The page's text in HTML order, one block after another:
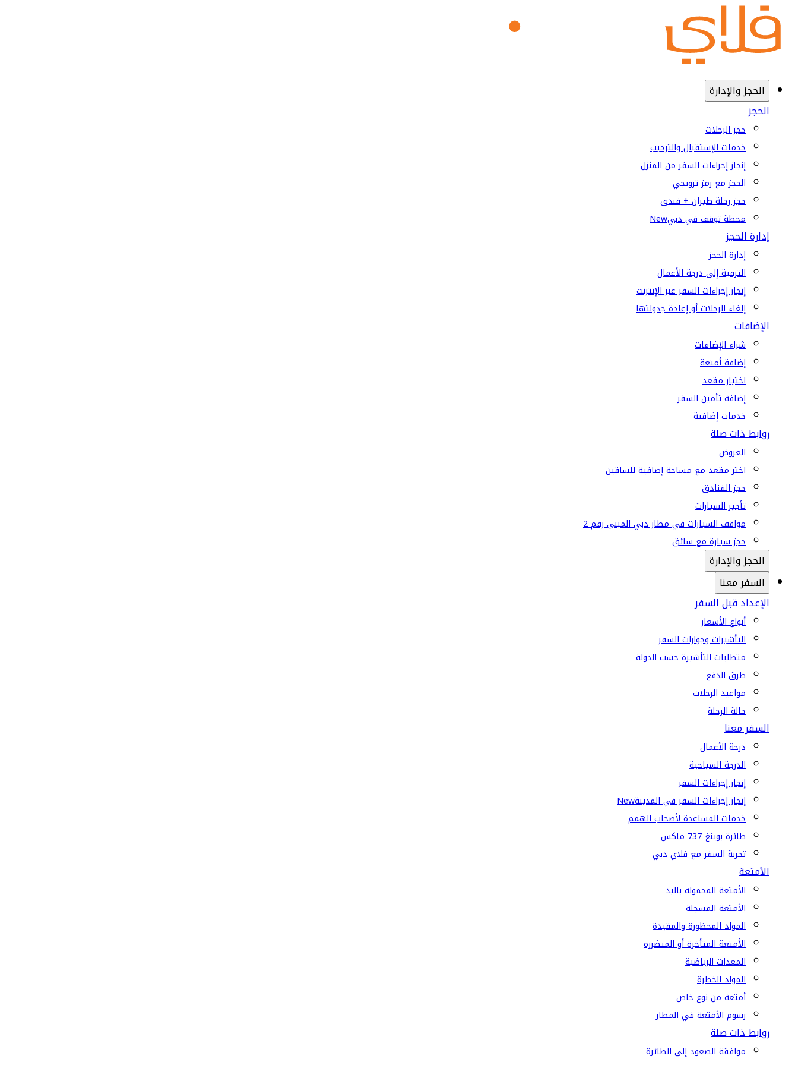
الحجز والإدارة
الحجز
حجز الرحلات
خدمات الإستقبال والترحيب
إنجاز إجراءات السفر من المنزل
الحجز مع رمز ترويجي
حجز رحلة طيران + فندق
محطة توقف في دبيNew
إدارة الحجز
إدارة الحجز
الترقية إلى درجة الأعمال
إنجاز إجراءات السفر عبر الإنترنت
إلغاء الرحلات أو إعادة جدولتها
الإضافات
شراء الإضافات
إضافة أمتعة
اختيار مقعد
إضافة تأمين السفر
خدمات إضافية
روابط ذات صلة
العروض
اختر مقعد مع مساحة إضافية للساقين
حجز الفنادق
تأجير السيارات
مواقف السيارات في مطار دبي المبنى رقم 2
حجز سيارة مع سائق
الحجز والإدارة
السفر معنا
الإعداد قبل السفر
أنواع الأسعار
التأشيرات وجوازات السفر
متطلبات التأشيرة حسب الدولة
طرق الدفع
مواعيد الرحلات
حالة الرحلة
السفر معنا
درجة الأعمال
الدرجة السياحية
إنجاز إجراءات السفر
إنجاز إجراءات السفر في المدينةNew
خدمات المساعدة لأصحاب الهمم
طائرة بوينغ 737 ماكس
تجربة السفر مع فلاي دبي
الأمتعة
الأمتعة المحمولة باليد
الأمتعة المسجلة
المواد المحظورة والمقيدة
الأمتعة المتأخرة أو المتضررة
المعدات الرياضية
المواد الخطرة
أمتعة من نوع خاص
رسوم الأمتعة في المطار
روابط ذات صلة
موافقة الصعود إلى الطائرة